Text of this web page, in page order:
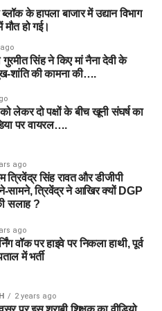
के हापला बाजार में उद्यान विभाग
मौत हो गई।
सिंह ने किए मां नैना देवी के
शांति की कामना की….
लेकर दो पक्षों के बीच खूनी संघर्ष का
पर वायरल….
ago
त्रिवेंद्र सिंह रावत और डीजीपी
सामने, त्रिवेंद्र ने आखिर क्यों DGP
सलाह ?
ago
वॉक पर हाइवे पर निकला हाथी, पूर्व
में भर्ती
2 years ago